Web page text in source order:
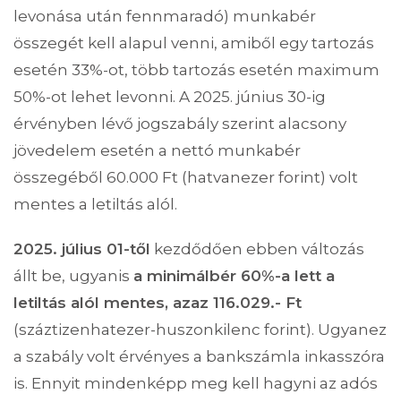
levonása után fennmaradó) munkabér
összegét kell alapul venni, amiből egy tartozás
esetén 33%-ot, több tartozás esetén maximum
50%-ot lehet levonni. A 2025. június 30-ig
érvényben lévő jogszabály szerint alacsony
jövedelem esetén a nettó munkabér
összegéből 60.000 Ft (hatvanezer forint) volt
mentes a letiltás alól.
2025. július 01-től kezdődően ebben változás
állt be, ugyanis a minimálbér 60%-a lett a
letiltás alól mentes, azaz 116.029.- Ft
(száztizenhatezer-huszonkilenc forint). Ugyanez
a szabály volt érvényes a bankszámla inkasszóra
is. Ennyit mindenképp meg kell hagyni az adós